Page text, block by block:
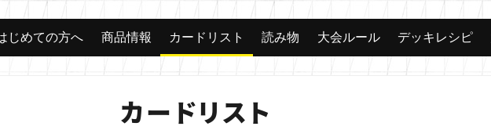
カード
じめての方へ 商品情報 カードリスト 読み物 大会ルール デッキレシピ
カードリスト